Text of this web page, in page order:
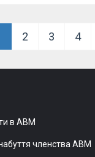
2 3 4
в АВМ
членства АВМ